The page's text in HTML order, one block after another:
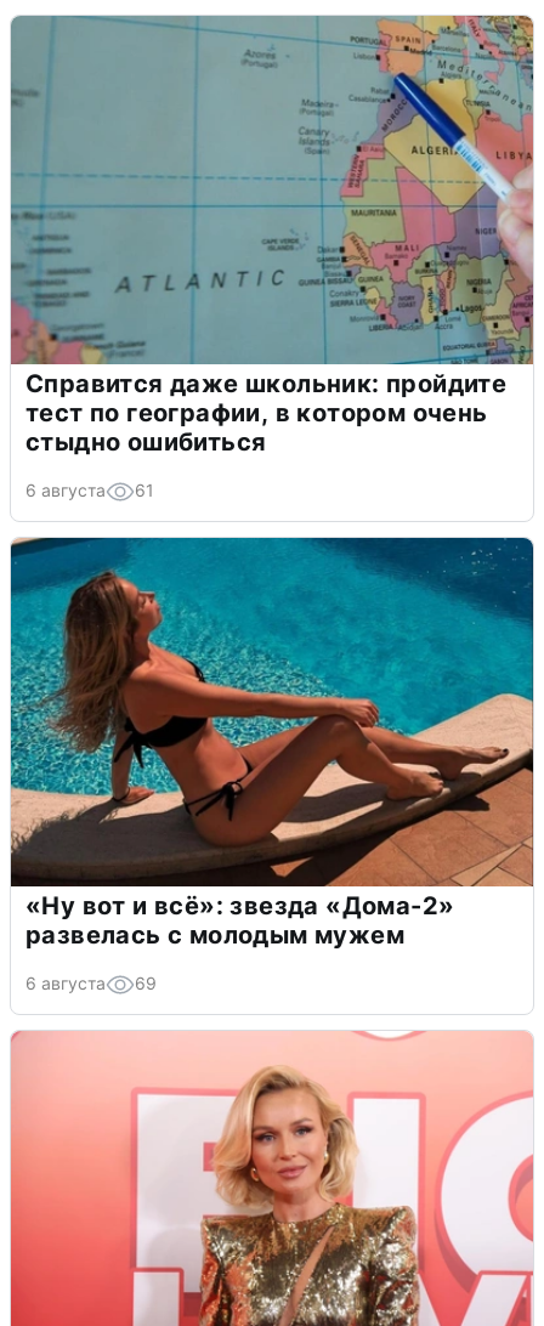
Справится даже школьник: пройдите
тест по географии, в котором очень
стыдно ошибиться
6 августа 61
«Ну вот и всё»: звезда «Дома-2»
развелась с молодым мужем
6 августа 69